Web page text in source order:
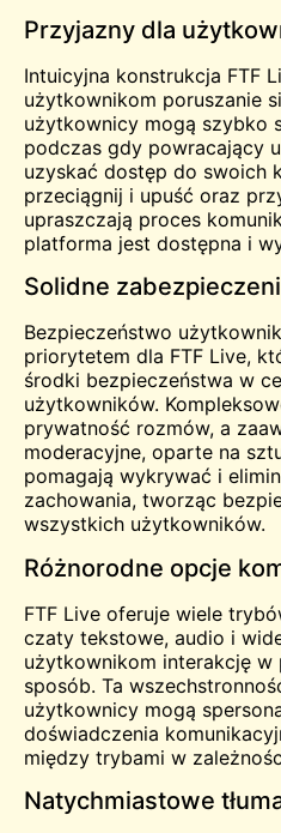
Przyjazny dla
Intuicyjna konstrukcja FTF
użytkownikom poruszanie
użytkownicy mogą szybko
podczas gdy powracający
uzyskać dostęp do swoich
przeciągnij i upuść oraz
upraszczają proces
platforma jest dostępna i
Solidne
Bezpieczeństwo
priorytetem dla FTF Live,
środki bezpieczeństwa w
użytkowników.
prywatność rozmów, a
moderacyjne, oparte na
pomagają wykrywać i
zachowania, tworząc
wszystkich użytkowników.
Różnorodne opcje
FTF Live oferuje wiele
czaty tekstowe, audio i
użytkownikom interakcję
sposób. Ta
użytkownicy mogą
doświadczenia
między trybami w
Natychmiastowe